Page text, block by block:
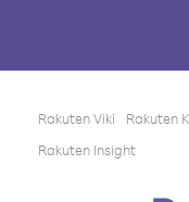
Rakuten Viki Rakuten
Rakuten Insight